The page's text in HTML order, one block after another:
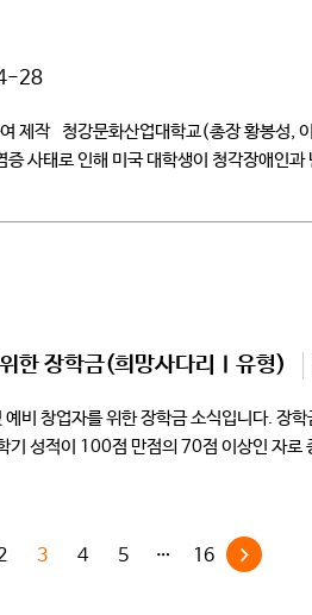
28
제작 청강문화산업대학교(총장 황봉성,
사태로 인해 미국 대학생이 청각장애인
한 장학금(희망사다리Ⅰ유형)
비 창업자를 위한 장학금 소식입니다. 장
적이 100점 만점의 70점 이상인 자로
3 4 5 … 16